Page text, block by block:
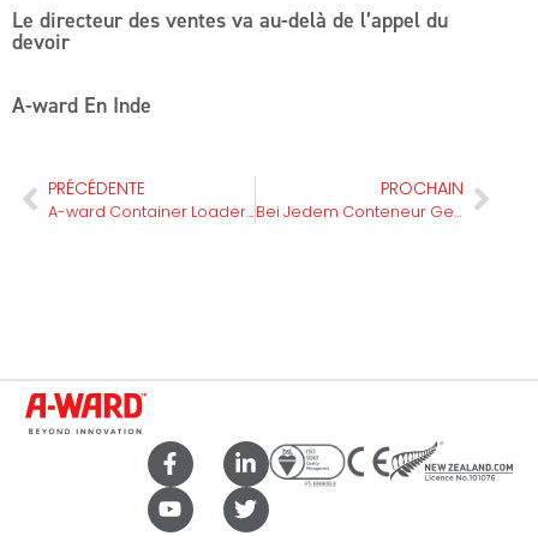
Le directeur des ventes va au-delà de l’appel du
devoir
A-ward En Inde
PRÉCÉDENTE
A-ward Container Loader Délices Us Recycling Company
PROCHAIN
Bei Jedem Conteneur Gespart